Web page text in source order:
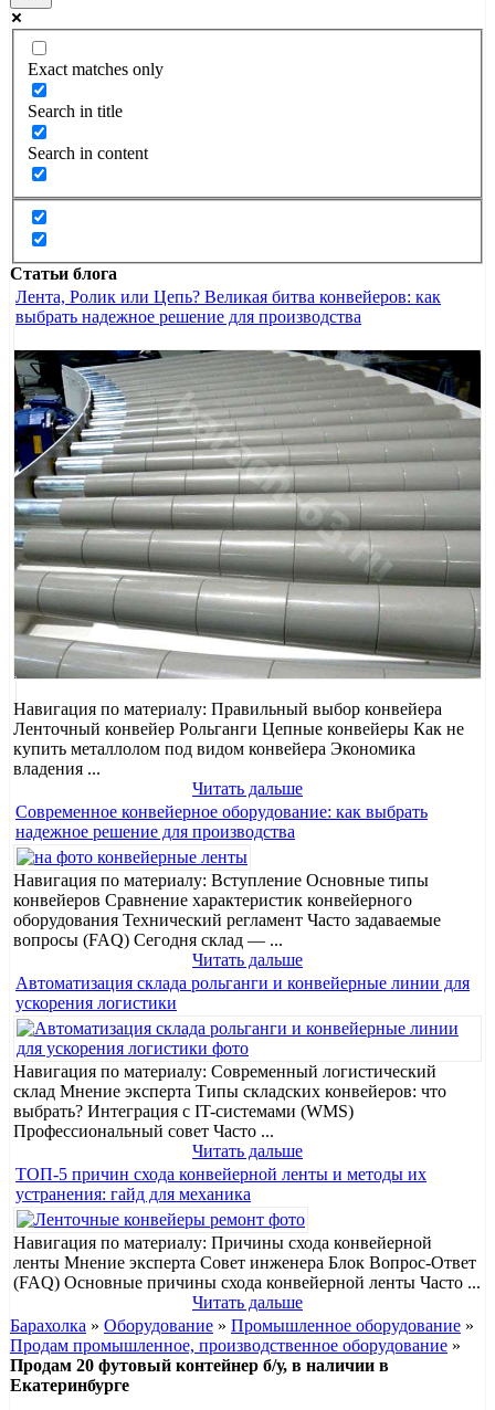
Exact matches only
Search in title
Search in content
Статьи блога
Лента, Ролик или Цепь? Великая битва конвейеров: как
выбрать надежное решение для производства
Навигация по материалу: Правильный выбор конвейера
Ленточный конвейер Рольганги Цепные конвейеры Как не
купить металлолом под видом конвейера Экономика
владения ...
Читать дальше
Современное конвейерное оборудование: как выбрать
надежное решение для производства
Навигация по материалу: Вступление Основные типы
конвейеров Сравнение характеристик конвейерного
оборудования Технический регламент Часто задаваемые
вопросы (FAQ) Сегодня склад — ...
Читать дальше
Автоматизация склада рольганги и конвейерные линии для
ускорения логистики
Навигация по материалу: Современный логистический
склад Мнение эксперта Типы складских конвейеров: что
выбрать? Интеграция с IT-системами (WMS)
Профессиональный совет Часто ...
Читать дальше
ТОП-5 причин схода конвейерной ленты и методы их
устранения: гайд для механика
Навигация по материалу: Причины схода конвейерной
ленты Мнение эксперта Совет инженера Блок Вопрос-Ответ
(FAQ) Основные причины схода конвейерной ленты Часто ...
Читать дальше
Барахолка » Оборудование » Промышленное оборудование »
Продам промышленное, производственное оборудование »
Продам 20 футовый контейнер б/у, в наличии в
Екатеринбурге